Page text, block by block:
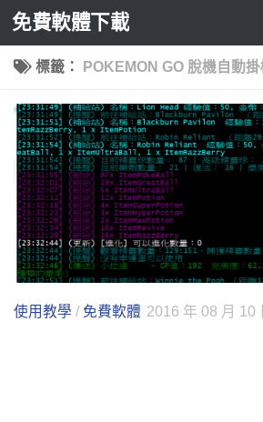
Skip to content
免費軟體下載
標籤： POKEMON GO 脫機自動掛
使用教學 / 免費軟體 2016 年 08 月 10